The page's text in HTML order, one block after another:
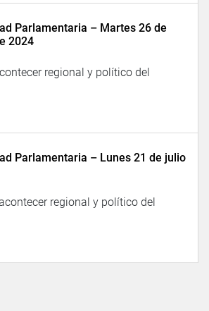
Parlamentaria – Martes 26 de
2024
regional y político del
Parlamentaria – Lunes 21 de julio
regional y político del